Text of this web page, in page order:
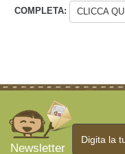
COMPLETA:
CLICCA QUI
Newsletter